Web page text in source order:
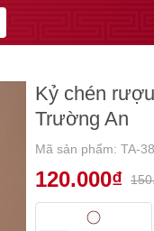
Kỷ chén
Trường An
Mã sản phẩm: TA-
120.000₫